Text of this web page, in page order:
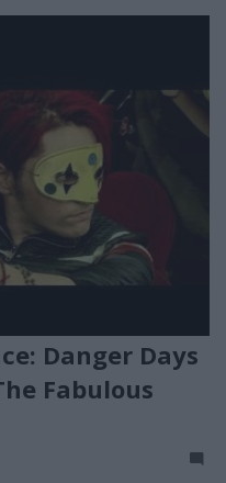
Danger Days
Fabulous